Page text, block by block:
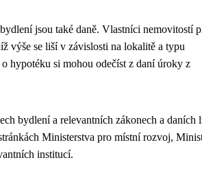
jsou také daně. Vlastníci nemovitostí
výše se liší v závislosti na lokalitě a typu
hypotéku si mohou odečíst z daní úroky z
bydlení a relevantních zákonech a daních
Ministerstva pro místní rozvoj,
institucí.